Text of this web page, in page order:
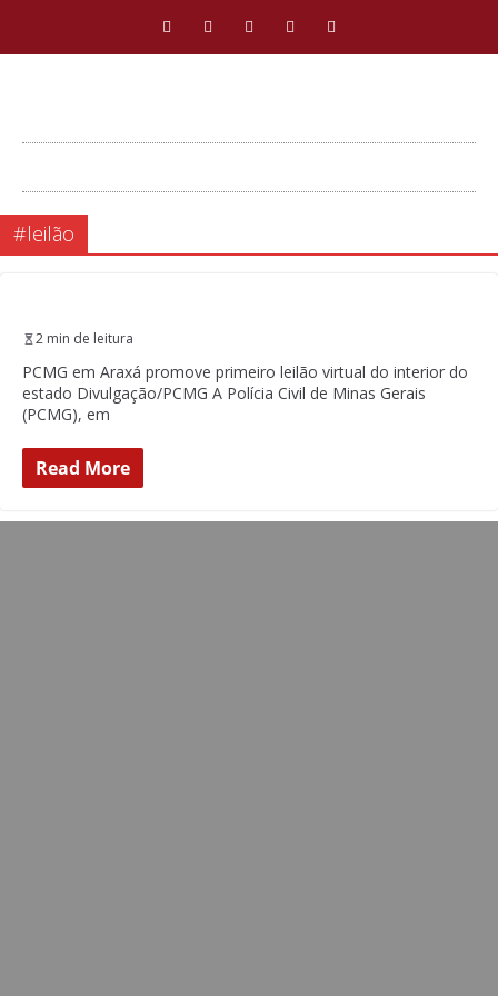
#leilão
2 min de leitura
PCMG em Araxá promove primeiro leilão virtual do interior do
estado Divulgação/PCMG A Polícia Civil de Minas Gerais
(PCMG), em
Read More